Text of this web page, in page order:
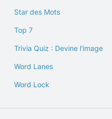
Star des Mots
Top 7
Trivia Quiz : Devine l'image
Word Lanes
Word Lock